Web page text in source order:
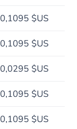
0,1095 $US
0,1095 $US
0,0295 $US
0,1095 $US
0,1095 $US